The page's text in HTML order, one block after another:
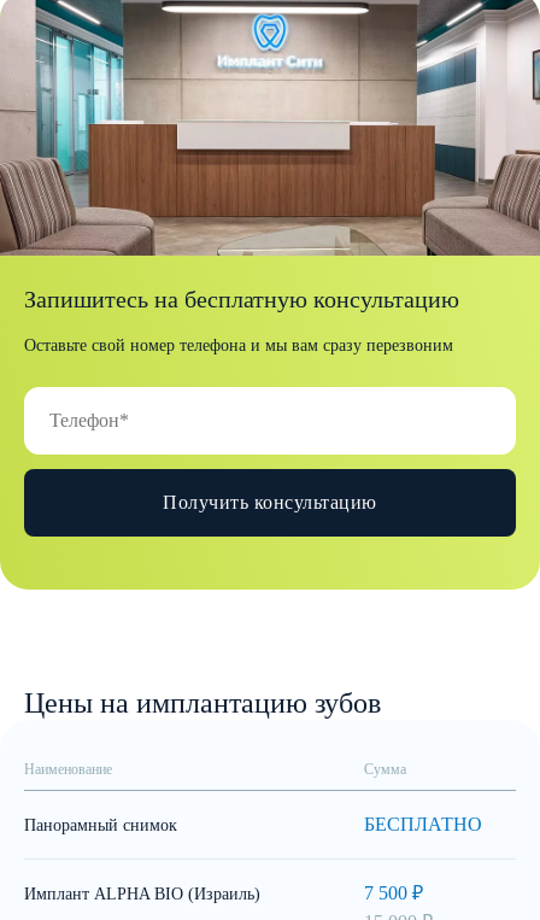
Запишитесь на бесплатную консультацию
Оставьте свой номер телефона и мы вам сразу перезвоним
Получить консультацию
Цены на имплантацию зубов
Наименование Сумма
Панорамный снимок БЕСПЛАТНО
Имплант ALPHA BIO (Израиль)
7 500 ₽